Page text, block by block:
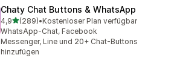
Chaty Chat Buttons & WhatsApp
4,9von 5 Sternen
(289)
289 Rezensionen insgesamt
•Kostenloser Plan verfügbar
WhatsApp-Chat, Facebook
Messenger, Line und 20+ Chat-Buttons
hinzufügen